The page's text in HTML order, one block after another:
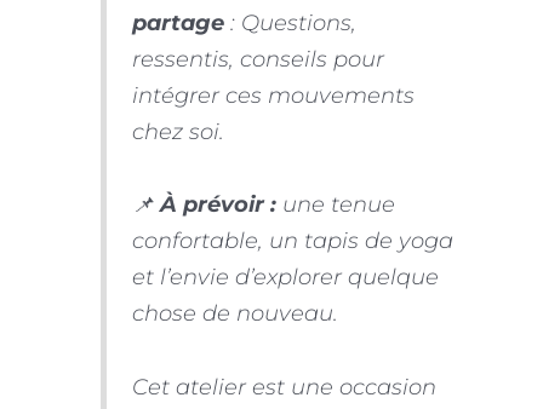
partage: Questions,
ressentis, conseils pour
intégrer ces mouvements
chez soi.
📌À prévoir :une tenue
confortable, un tapis de yoga
et l’envie d’explorer quelque
chose de nouveau.
Cet atelier est une occasion